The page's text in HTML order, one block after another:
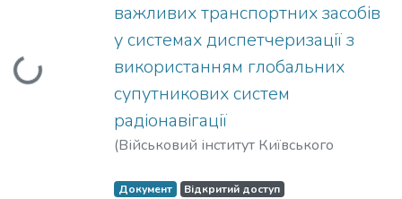
Вантажиться...
важливих транспортних засобів
у системах диспетчеризації з
використанням глобальних
супутникових систем
радіонавігації
(Військовий інститут Київського
Тараса Шевченка,2006)Авдєєнко, Гліб
Документ Відкритий доступ